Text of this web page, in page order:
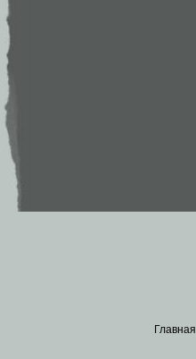
Главная